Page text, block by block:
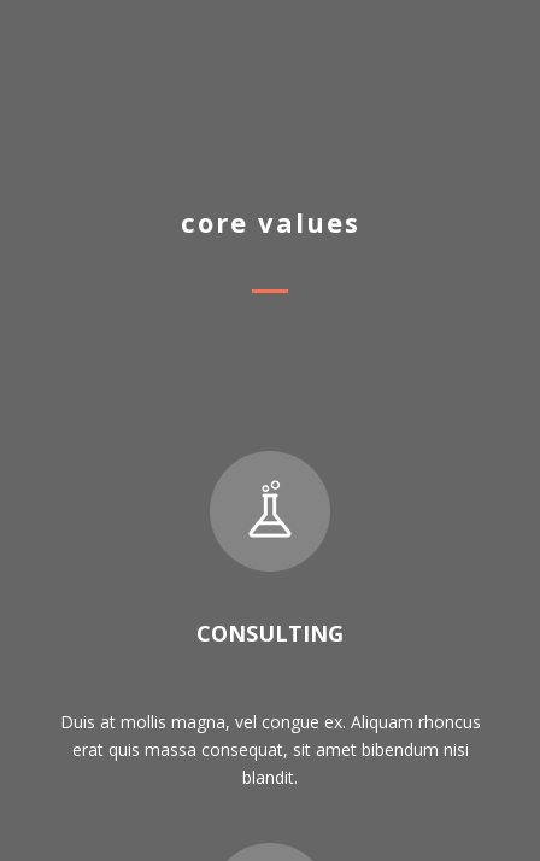
core values
CONSULTING
Duis at mollis magna, vel congue ex. Aliquam rhoncus
erat quis massa consequat, sit amet bibendum nisi
blandit.